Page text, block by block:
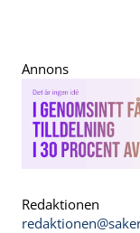
Annons
Redaktionen